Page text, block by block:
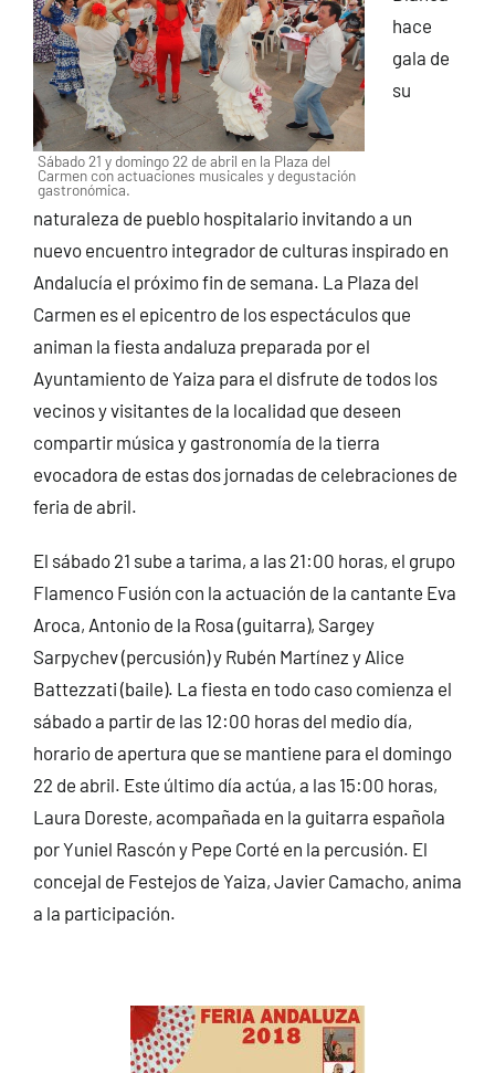
Sábado 21 y domingo 22 de abril en la Plaza del
Carmen con actuaciones musicales y degustación
gastronómica.
hace
gala de
su
naturaleza de pueblo hospitalario invitando a un
nuevo encuentro integrador de culturas inspirado en
Andalucía el próximo fin de semana. La Plaza del
Carmen es el epicentro de los espectáculos que
animan la fiesta andaluza preparada por el
Ayuntamiento de Yaiza para el disfrute de todos los
vecinos y visitantes de la localidad que deseen
compartir música y gastronomía de la tierra
evocadora de estas dos jornadas de celebraciones de
feria de abril.
El sábado 21 sube a tarima, a las 21:00 horas, el grupo
Flamenco Fusión con la actuación de la cantante Eva
Aroca, Antonio de la Rosa (guitarra), Sargey
Sarpychev (percusión) y Rubén Martínez y Alice
Battezzati (baile). La fiesta en todo caso comienza el
sábado a partir de las 12:00 horas del medio día,
horario de apertura que se mantiene para el domingo
22 de abril. Este último día actúa, a las 15:00 horas,
Laura Doreste, acompañada en la guitarra española
por Yuniel Rascón y Pepe Corté en la percusión. El
concejal de Festejos de Yaiza, Javier Camacho, anima
a la participación.